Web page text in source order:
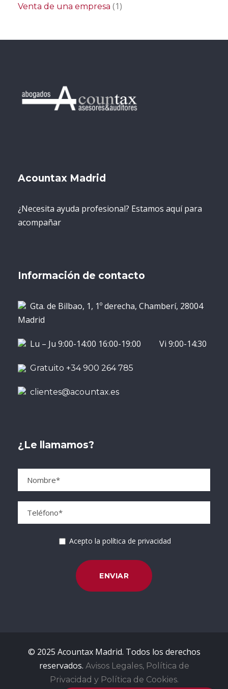
Venta de una empresa (1)
Acountax Madrid
¿Necesita ayuda profesional? Estamos aquí para
acompañar
Información de contacto
Gta. de Bilbao, 1, 1º derecha, Chamberí, 28004
Madrid
Lu – Ju 9:00-14:00 16:00-19:00 Vi 9:00-14:30
Gratuito +34 900 264 785
clientes@acountax.es
¿Le llamamos?
Acepto la política de privacidad
© 2025 Acountax Madrid. Todos los derechos
reservados. Avisos Legales, Política de
Privacidad y Política de Cookies.